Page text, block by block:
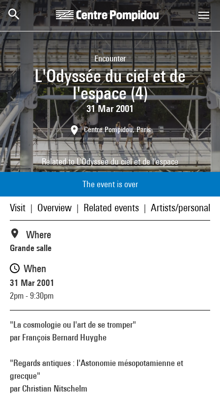
Skip to main content
Centre Pompidou
Encounter
L'Odyssée du ciel et de
l'espace (4)
31 Mar 2001
Centre Pompidou, Paris
Related toL'Odyssée du ciel et de l'espace
The event is over
Visit Overview Related events Artists/
"La cosmologie ou l'art de se tromper"
par François Bernard Huyghe
"Regards antiques : l'Astonomie mésopotamienne et
grecque"
par Christian Nitschelm
Where
Grande salle
When
31 Mar 2001
2pm - 9:30pm